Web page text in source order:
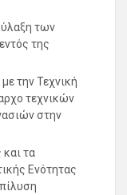
των
της
την Τεχνική
τεχνικών
στην
τα
Ενότητας